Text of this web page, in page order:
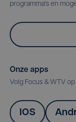
programma's en
Onze apps
Volg Focus & WTV
IOS